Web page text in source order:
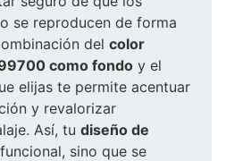
se reproducen de forma
del color
como fondo y el
elijas te permite acentuar
y revalorizar
Así, tu diseño de
sino que se